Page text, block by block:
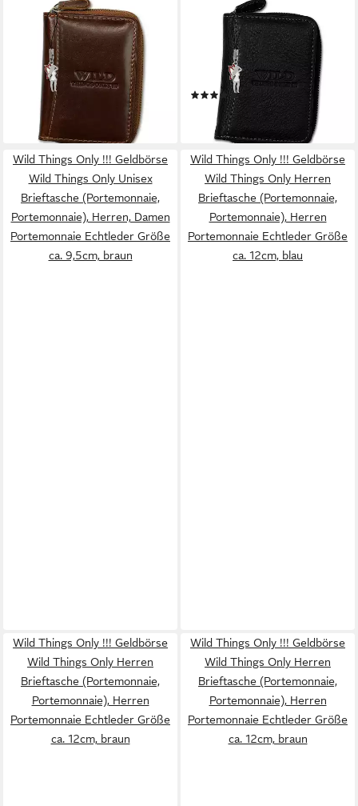
WILD THINGS ONLY !!!
Geldbörse Wild Things RFID
Blocker Minibörse braun
(Minibörse, Minibörse),
Herren, Damen Geldbörse aus
Echtleder in braun, ca. 8cm
Breite
18,29 €
lieferbar - in 2-3 Werktagen bei dir
WILD THINGS ONLY !!!
Geldbörse Wild Things RFID
Blocker Minibörse schwarz
(Minibörse, Minibörse),
Herren, Damen Geldbörse aus
Echtleder in schwarz, ca. 8cm
Breite
(1)
18,87 €
lieferbar - in 2-3 Werktagen bei dir
Wild Things Only !!! Geldbörse
Wild Things Only Unisex
Brieftasche (Portemonnaie,
Portemonnaie), Herren, Damen
Portemonnaie Echtleder Größe
ca. 9,5cm, braun
Wild Things Only !!! Geldbörse
Wild Things Only Herren
Brieftasche (Portemonnaie,
Portemonnaie), Herren
Portemonnaie Echtleder Größe
ca. 12cm, blau
Wild Things Only !!! Geldbörse
Wild Things Only Herren
Brieftasche (Portemonnaie,
Portemonnaie), Herren
Portemonnaie Echtleder Größe
ca. 12cm, braun
Wild Things Only !!! Geldbörse
Wild Things Only Herren
Brieftasche (Portemonnaie,
Portemonnaie), Herren
Portemonnaie Echtleder Größe
ca. 12cm, braun